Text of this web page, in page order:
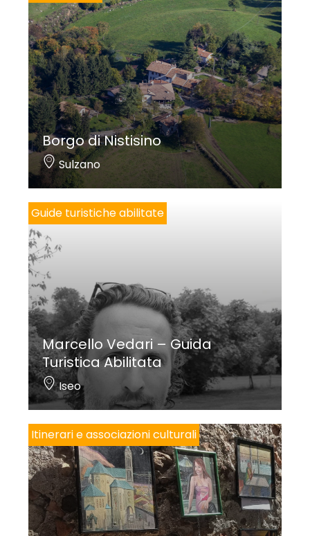
Borgo di Nistisino
Sulzano
Guide turistiche abilitate
Marcello Vedari – Guida
Turistica Abilitata
Iseo
Itinerari e associazioni culturali